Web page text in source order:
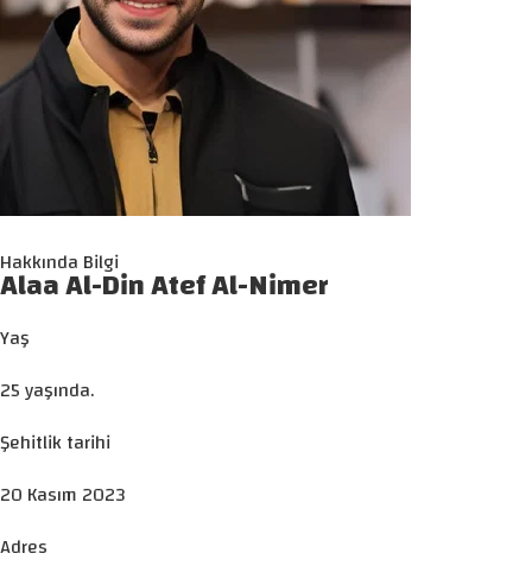
Hakkında Bilgi
Alaa Al-Din Atef Al-Nimer
Yaş
25 yaşında.
Şehitlik tarihi
20 Kasım 2023
Adres